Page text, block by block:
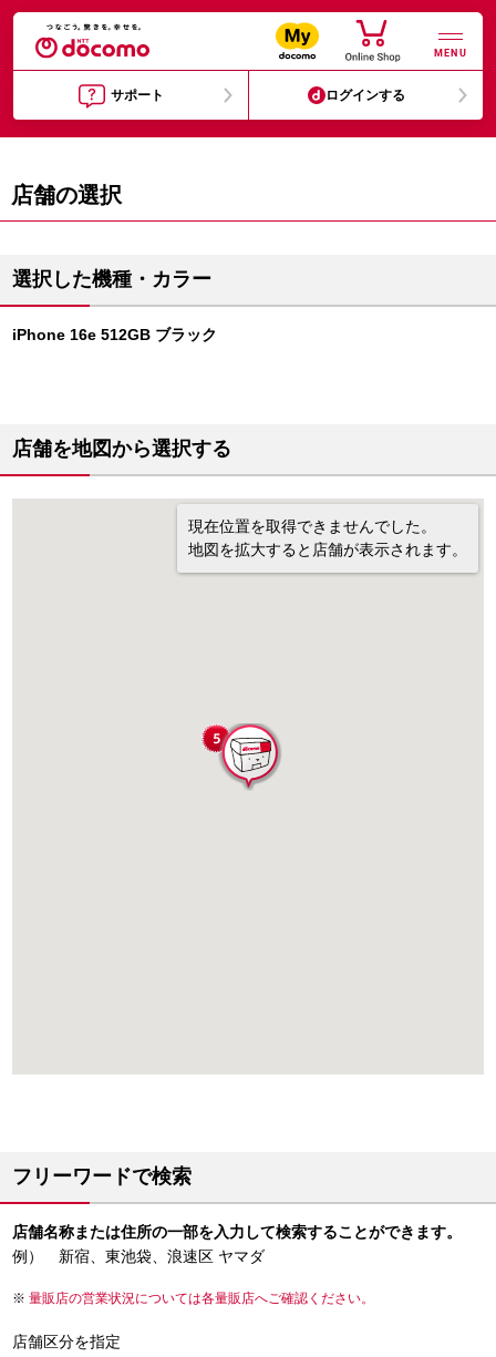
MENU
サポート ログインする
店舗の選択
選択した機種・カラー
iPhone 16e 512GB ブラック
店舗を地図から選択する
現在位置を取得できませんでした。
地図を拡大すると店舗が表示されます。
フリーワードで検索
店舗名称または住所の一部を入力して検索することができます。
例） 新宿、東池袋、浪速区 ヤマダ
量販店の営業状況については各量販店へご確認ください。
店舗区分を指定